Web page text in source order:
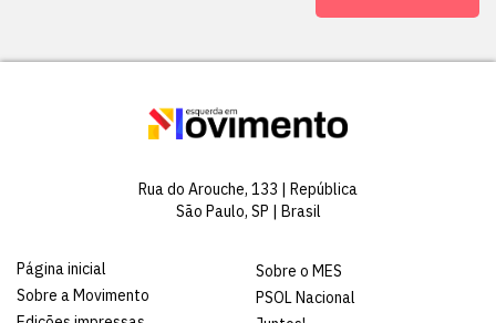
Rua do Arouche, 133 | República
São Paulo, SP | Brasil
Página inicial
Sobre a Movimento
Sobre o MES
PSOL Nacional